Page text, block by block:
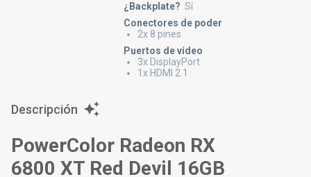
¿Backplate? Sí
Conectores de poder
2x 8 pines
Puertos de video
3x DisplayPort
1x HDMI 2.1
Descripción
PowerColor Radeon RX
6800 XT Red Devil 16GB